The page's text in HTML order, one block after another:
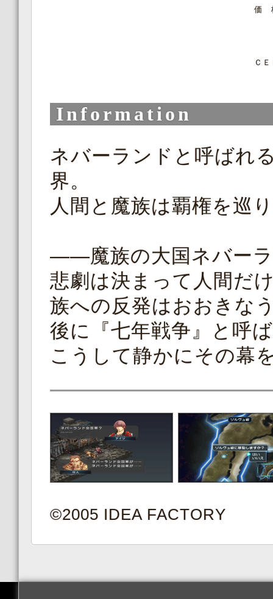
価
Ｃ
Information
ネバーランドと呼ばれ
界。
人間と魔族は覇権を巡
――魔族の大国ネバー
悲劇は決まって人間だ
族への反発はおおきな
後に『七年戦争』と呼
こうして静かにその幕
©2005 IDEA FACTORY